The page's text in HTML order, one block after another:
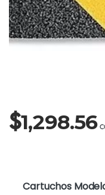
$1,298.56
Cartuchos